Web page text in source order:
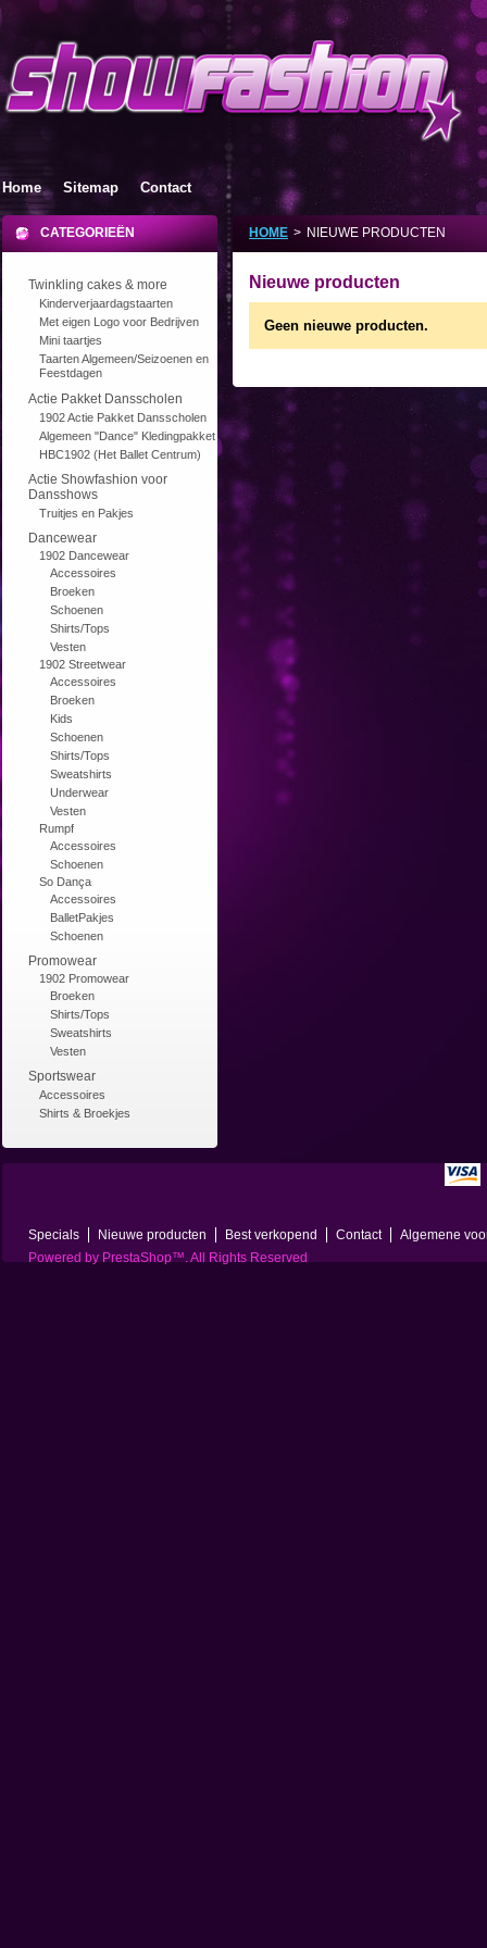
Home Sitemap Contact
CATEGORIEËN
Twinkling cakes & more
Kinderverjaardagstaarten
Met eigen Logo voor Bedrijven
Mini taartjes
Taarten Algemeen/Seizoenen en
Feestdagen
Actie Pakket Dansscholen
1902 Actie Pakket Dansscholen
Algemeen "Dance" Kledingpakket
HBC1902 (Het Ballet Centrum)
Actie Showfashion voor
Dansshows
Truitjes en Pakjes
Dancewear
1902 Dancewear
Accessoires
Broeken
Schoenen
Shirts/Tops
Vesten
1902 Streetwear
Accessoires
Broeken
Kids
Schoenen
Shirts/Tops
Sweatshirts
Underwear
Vesten
Rumpf
Accessoires
Schoenen
So Dança
Accessoires
BalletPakjes
Schoenen
Promowear
1902 Promowear
Broeken
Shirts/Tops
Sweatshirts
Vesten
Sportswear
Accessoires
Shirts & Broekjes
HOME > NIEUWE PRODUCTEN
Nieuwe producten
Geen nieuwe producten.
Specials Nieuwe producten Best verkopend Contact
Algemene
Powered by PrestaShop™. All Rights Reserved